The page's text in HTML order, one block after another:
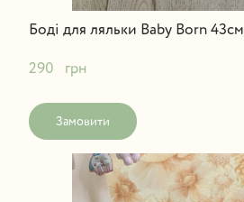
Боді для ляльки Baby Born 43см
290   грн
Замовити